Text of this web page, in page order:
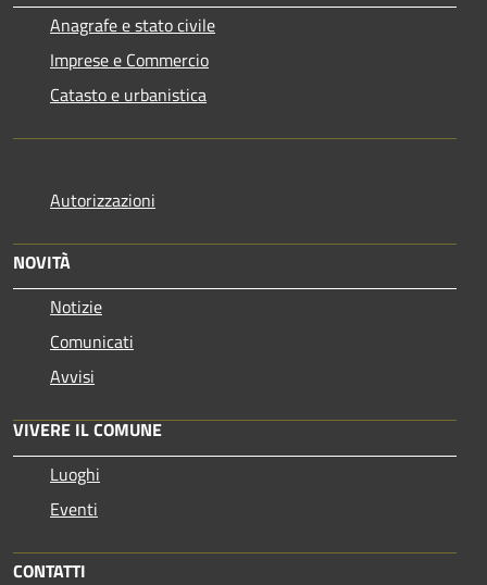
Anagrafe e stato civile
Imprese e Commercio
Catasto e urbanistica
Autorizzazioni
NOVITÀ
Notizie
Comunicati
Avvisi
VIVERE IL COMUNE
Luoghi
Eventi
CONTATTI